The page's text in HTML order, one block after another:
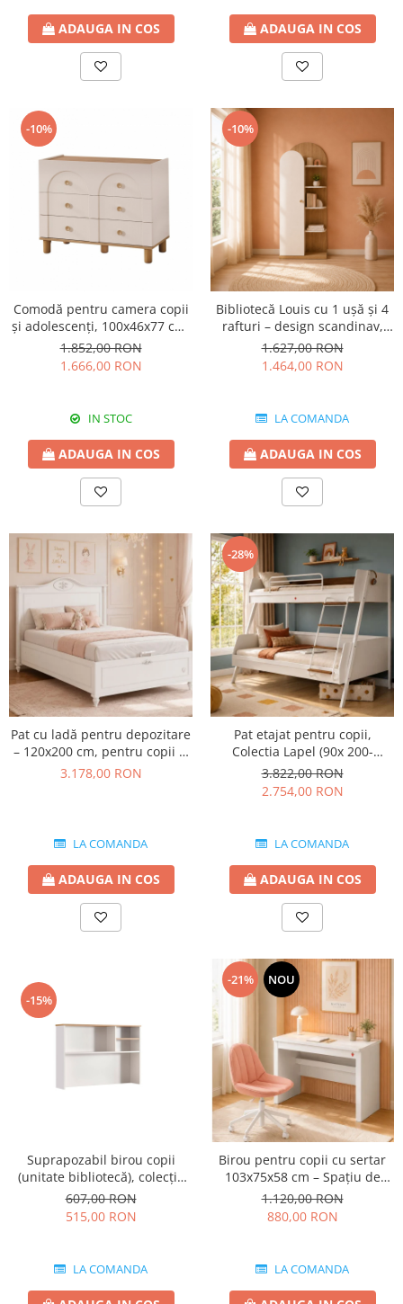
ADAUGA IN COS ADAUGA IN COS
-10%
Comodă pentru camera copii
și adolescenți, 100x46x77 cm,
colecția Louis
1.852,00 RON
1.666,00 RON
IN STOC
ADAUGA IN COS
-10%
Bibliotecă Louis cu 1 ușă și 4
rafturi – design scandinav,
70x35x174 cm
1.627,00 RON
1.464,00 RON
LA COMANDA
ADAUGA IN COS
Pat cu ladă pentru depozitare
– 120x200 cm, pentru copii și
adolescenți, colecția Romantic
3.178,00 RON
LA COMANDA
ADAUGA IN COS
-28%
Pat etajat pentru copii,
Colectia Lapel (90x 200-
120x200 cm)
3.822,00 RON
2.754,00 RON
LA COMANDA
ADAUGA IN COS
-15%
Suprapozabil birou copii
(unitate bibliotecă), colecția
Nova – 120x26x83 cm
607,00 RON
515,00 RON
LA COMANDA
-21% NOU
Birou pentru copii cu sertar
103x75x58 cm – Spațiu de
lucru modern, colecția Varia
white
1.120,00 RON
880,00 RON
LA COMANDA